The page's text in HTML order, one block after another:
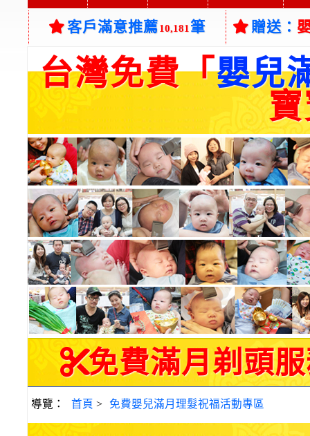
客戶滿意推薦10,181 筆 贈送：
台灣免費「嬰兒
免費滿月剃頭服
導覽： 首頁 > 免費嬰兒滿月理髮祝福活動專區